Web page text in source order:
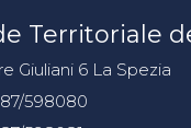
Territoriale
Giuliani 6 La Spezia
598080